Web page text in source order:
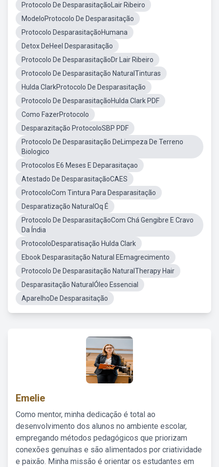
Protocolo De DesparasitaçãoLair Ribeiro
ModeloProtocolo De Desparasitação
Protocolo DesparasitaçãoHumana
Detox DeHeel Desparasitação
Protocolo De DesparasitaçãoDr Lair Ribeiro
Protocolo De Desparasitação NaturalTinturas
Hulda ClarkProtocolo De Desparasitação
Protocolo De DesparasitaçãoHulda Clark PDF
Como FazerProtocolo
Desparazitação ProtocoloSBP PDF
Protocolo De Desparasitação DeLimpeza De Terreno
Biologico
Protocolos E6 Meses E Deparasitaçao
Atestado De DesparasitaçãoCAES
ProtocoloCom Tintura Para Desparasitação
Desparatização NaturalOq É
Protocolo De DesparasitaçãoCom Chá Gengibre E Cravo
Da Índia
ProtocoloDesparatisação Hulda Clark
Ebook Desparasitação Natural EEmagrecimento
Protocolo De Desparasitação NaturalTherapy Hair
Desparasitação NaturalÓleo Essencial
AparelhoDe Desparasitação
Emelie
Como mentor, minha dedicação é total ao
desenvolvimento dos alunos no ambiente escolar,
empregando métodos pedagógicos que priorizam
conexões genuínas e são alimentados por criatividade
e paixão. Minha missão é orientar os estudantes em